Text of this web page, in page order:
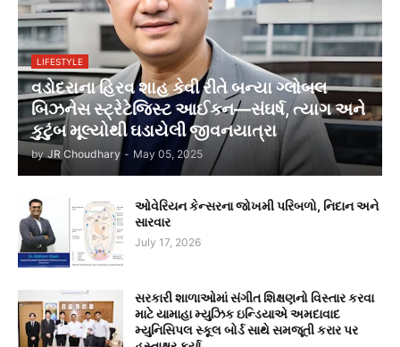
LIFESTYLE
વડોદરાના હિરવ શાહ કેવી રીતે બન્યા ગ્લોબલ
બિઝનેસ સ્ટ્રેટેજિસ્ટ આઈકન—સંઘર્ષ, ત્યાગ અને
કુટુંબ મૂલ્યોથી ઘડાયેલી જીવનયાત્રા
by JR Choudhary - May 05, 2025
ઓવેરિયન કેન્સરના જોખમી પરિબળો, નિદાન અને
સારવાર
July 17, 2026
સરકારી શાળાઓમાં સંગીત શિક્ષણનો વિસ્તાર કરવા
માટે યામાહા મ્યુઝિક ઇન્ડિયાએ અમદાવાદ
મ્યુનિસિપલ સ્કૂલ બોર્ડ સાથે સમજૂતી કરાર પર